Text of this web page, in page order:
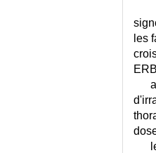
CORPS ETRANGER DU
CORPS ETRANGER
CORPS ETRANGER
CORPS ETRANGER
CORPS ETRANGER
les